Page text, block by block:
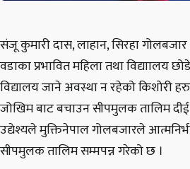
संजू कुमारी दास, लाहान, सिरहा
वडाका प्रभावित महिला तथा विद्याालय
विद्यालय जाने अवस्था न रहेको किशोरी
जोखिम बाट बचाउन सीपमुलक तालिम
उद्येश्यले मुक्तिनेपाल गोलबजारले
सीपमुलक तालिम सम्मपन्न गरेको छ ।